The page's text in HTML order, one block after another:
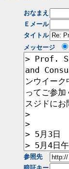
おなまえ
Ｅメール
タイトル
メッセージ
参照先
暗証キー